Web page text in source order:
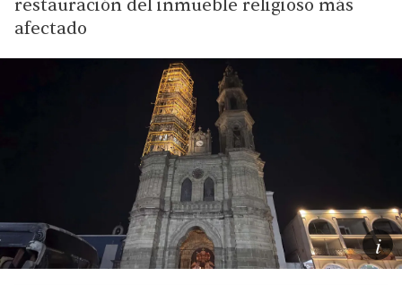
restauración del inmueble religioso más
afectado
i